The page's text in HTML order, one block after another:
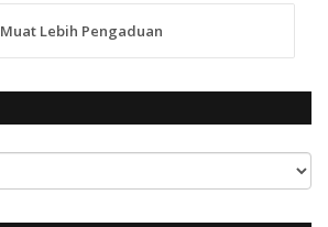
Muat Lebih Pengaduan